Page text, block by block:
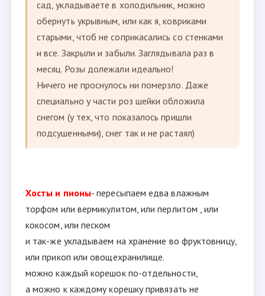
сад, укладываете в холодильник, можно
обернуть укрывным, или как я, ковриками
старыми, чтоб не соприкасались со стенками
и все. Закрыли и забыли. Заглядывала раз в
месяц. Розы долежали идеально!
Ничего не проснулось ни померзло. Даже
специально у части роз шейки обложила
снегом (у тех, что показалось пришли
подсушенными), снег так и не растаял)
Хосты и пионы- пересыпаем едва влажным
торфом или вермикулитом, или перлитом , или
кокосом, или песком
и так-же укладываем на хранение во фруктовницу,
или прикоп или овощехранилище.
можно каждый корешок по-отдельности,
а можно к каждому корешку привязать не